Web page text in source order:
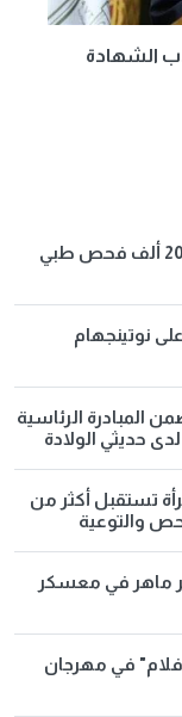
الشهادة
تنفيذا لتوجيهات القيادة السياسية.. اجراء 20 ألف فحص طبي
نوتينجهام
طفل ضمن المبادرة الرئاسية
حديثي الولادة
تستقبل أكثر من
ماهر في معسكر
في مهرجان